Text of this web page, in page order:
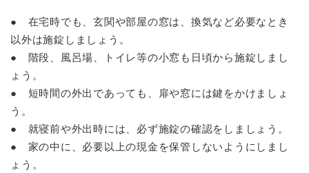
● 在宅時でも、玄関や部屋の窓は、換気など必要なとき
以外は施錠しましょう。
● 階段、風呂場、トイレ等の小窓も日頃から施錠しまし
ょう。
● 短時間の外出であっても、扉や窓には鍵をかけましょ
う。
● 就寝前や外出時には、必ず施錠の確認をしましょう。
● 家の中に、必要以上の現金を保管しないようにしまし
ょう。